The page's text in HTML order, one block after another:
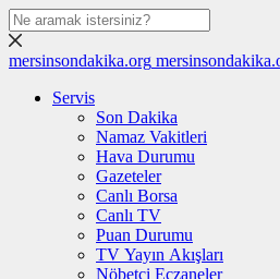
mersinsondakika.org
Servis
Son Dakika
Namaz Vakitleri
Hava Durumu
Gazeteler
Canlı Borsa
Canlı TV
Puan Durumu
TV Yayın Akışları
Nöbetçi Eczaneler